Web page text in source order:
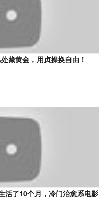
藏黄金，用贞操换自由！
活了10个月，冷门治愈系电影